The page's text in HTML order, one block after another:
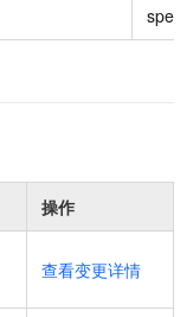
操作
查看变更详情